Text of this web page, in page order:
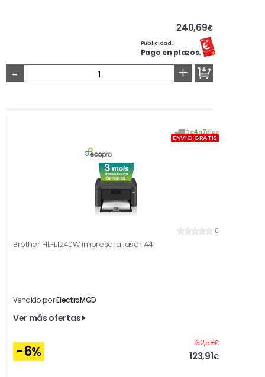
240,69€
Publicidad.
Pago en plazos.
- +
De4a7días
ENVÍO GRATIS
0
Brother HL-L1240W impresora láser A4
Vendido porElectroMGD
Ver más ofertas
-6%
132,58€Antes
123,91€